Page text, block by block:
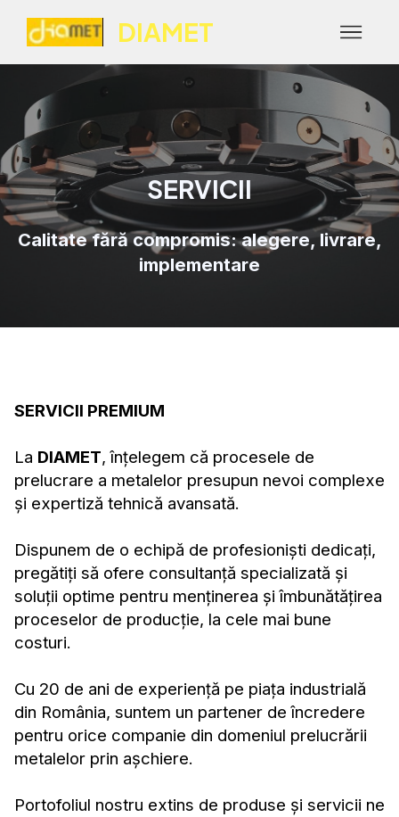
DIAMET
SERVICII
Calitate fără compromis: alegere, livrare,
implementare
SERVICII PREMIUM
La DIAMET, înțelegem că procesele de
prelucrare a metalelor presupun nevoi complexe
și expertiză tehnică avansată.
Dispunem de o echipă de profesioniști dedicați,
pregătiți să ofere consultanță specializată și
soluții optime pentru menținerea și îmbunătățirea
proceselor de producție, la cele mai bune
costuri.
Cu 20 de ani de experiență pe piața industrială
din România, suntem un partener de încredere
pentru orice companie din domeniul prelucrării
metalelor prin așchiere.
Portofoliul nostru extins de produse și servicii ne